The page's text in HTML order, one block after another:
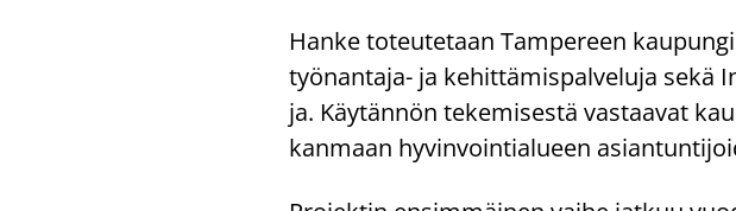
Hanke to­teu­te­taan Tam­pe­reen
työnantaja-​ ja ke­hit­tä­mis­pal­ve­lu­ja sekä
ja. Käy­tän­nön te­ke­mi­ses­tä vas­taa­vat
kan­maan hy­vin­voin­tia­lu­een